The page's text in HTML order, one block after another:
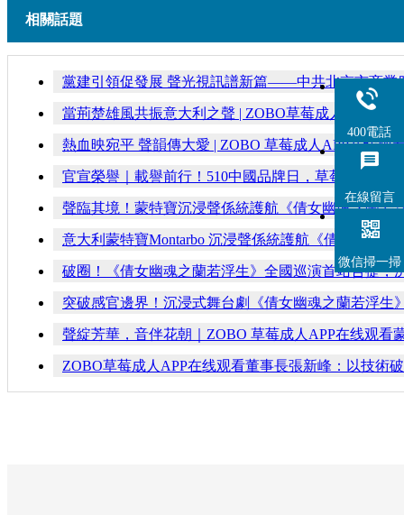
相關話題
黨建引領促發展 聲光視訊譜新篇——中共北京市商業
當荊楚雄風共振意大利之聲 | ZOBO草莓成人APP在
熱血映宛平 聲韻傳大愛 | ZOBO 草莓成人APP在线观
官宣榮譽｜載譽前行！510中國品牌日，草莓成人
聲臨其境！蒙特寶沉浸聲係統護航《倩女幽魂之蘭若
意大利蒙特寶Montarbo 沉浸聲係統護航《倩女幽魂
破圈！《倩女幽魂之蘭若浮生》全國巡演首站告捷，
突破感官邊界！沉浸式舞台劇《倩女幽魂之蘭若浮生
聲綻芳華，音伴花朝｜ZOBO 草莓成人APP在线观看
ZOBO草莓成人APP在线观看董事長張新峰：以技術
400電話
在線留言
微信掃一掃